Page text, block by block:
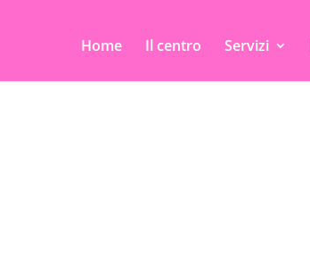
Home Il centro Servizi